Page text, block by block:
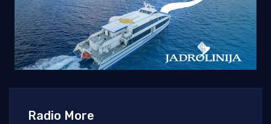
Radio More